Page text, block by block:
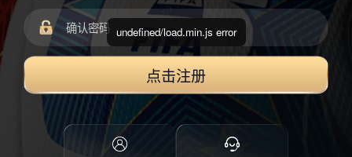
点击注册
undefined/load.min.js error